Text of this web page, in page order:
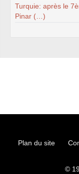
Turquie: après le
Pinar (…)
Plan du site
©